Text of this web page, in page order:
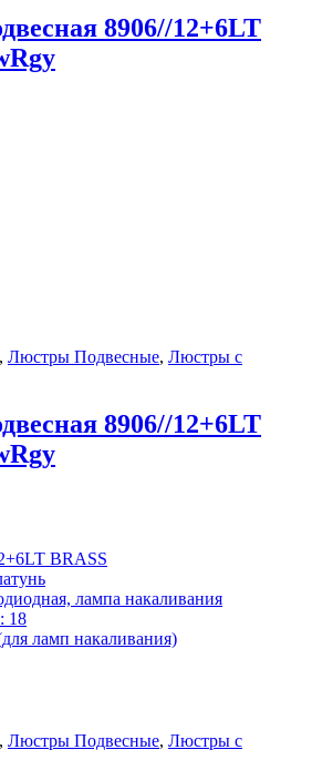
8906//12+6LT
, Люстры Подвесные, Люстры с
8906//12+6LT
BRASS
лампа накаливания
18
ламп накаливания)
, Люстры Подвесные, Люстры с